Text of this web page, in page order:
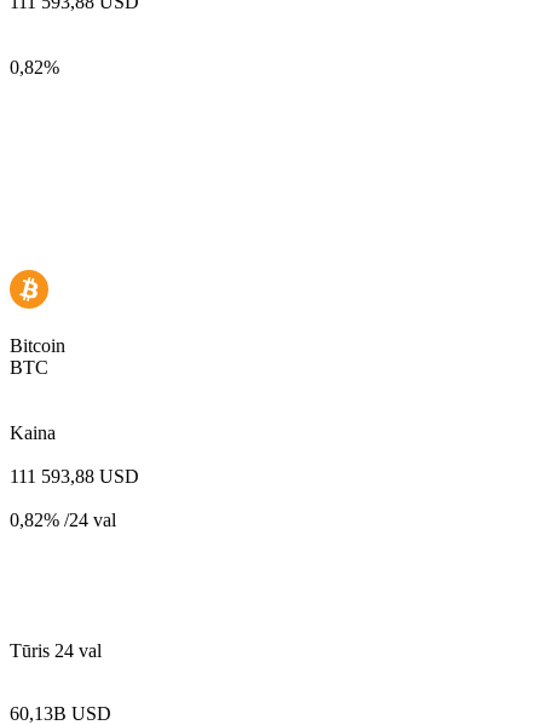
0,82%
Bitcoin
BTC
Kaina
111 593,88 USD
0,82% /24 val
Tūris 24 val
60,13B USD